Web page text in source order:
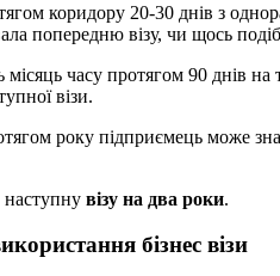
коридору 20-30 днів з
попередню візу, чи щось
часу протягом 90 днів на
візи.
року підприємець може
наступну візу на два роки.
бізнес візи